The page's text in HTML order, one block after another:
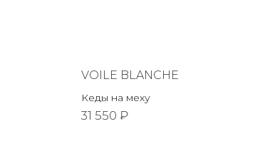
VOILE BLANCHE
Кеды на меху
31 550 ₽